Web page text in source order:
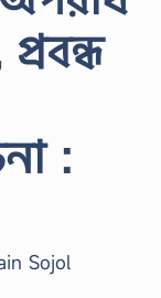
:
Sojol